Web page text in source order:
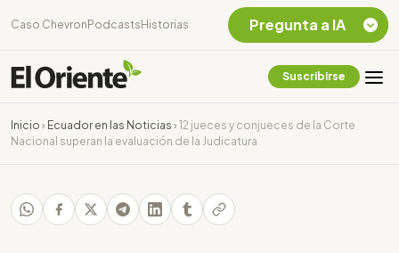
Caso Chevron Podcasts Historias
Suscribirse
Inicio › Ecuador en las Noticias › 12 jueces y conjueces de la Corte
Nacional superan la evaluación de la Judicatura
Pregunta a IA
Chevron Ecuador